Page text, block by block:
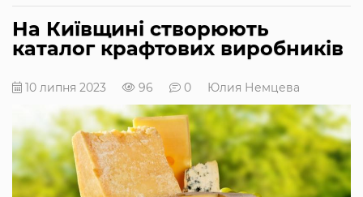
На Київщині створюють
каталог крафтових виробників
10 липня 2023 96 0 Юлия Немцева